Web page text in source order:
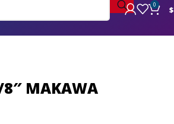
0 $
8″ MAKAWA